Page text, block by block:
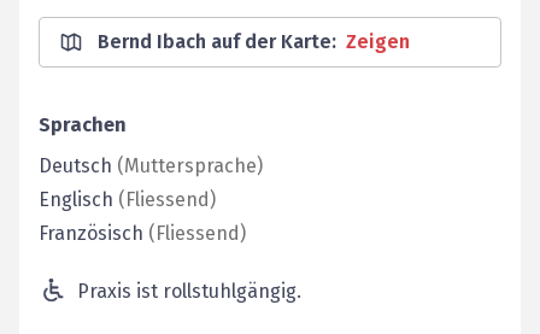
Bernd Ibach auf der Karte: Zeigen
Sprachen
Deutsch (Muttersprache)
Englisch (Fliessend)
Französisch (Fliessend)
Praxis ist rollstuhlgängig.